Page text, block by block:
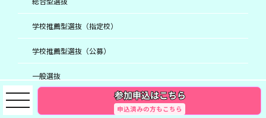
申込済みの方もこちら
学校推薦型選抜（指定校）
学校推薦型選抜（公募）
一般選抜